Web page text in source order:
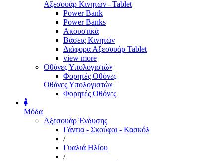
Αξεσουάρ Κινητών - Tablet
Power Bank
Power Banks
Ακουστικά
Βάσεις Κινητών
Διάφορα Αξεσουάρ Tablet
view more
Οθόνες Υπολογιστών
Φορητές Οθόνες
Οθόνες Υπολογιστών
Φορητές Οθόνες
Μόδα
Αξεσουάρ Ένδυσης
Γάντια - Σκούφοι - Κασκόλ
/
Γυαλιά Ηλίου
/